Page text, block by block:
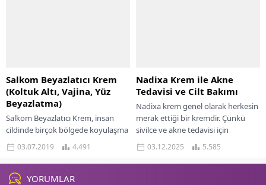
Salkom Beyazlatıcı Krem
(Koltuk Altı, Vajina, Yüz
Beyazlatma)
Salkom Beyazlatıcı Krem, insan
cildinde birçok bölgede koyulaşma
ve siyah lekeler meydana
gelebiliyor. Ten renginde bu ton
farklılıkları görsel anlamda...
03.07.2019 4.491
Nadixa Krem ile Akne
Tedavisi ve Cilt Bakımı
Nadixa krem genel olarak herkesin
merak ettiği bir kremdir. Çünkü
sivilce ve akne tedavisi için
kullanılır. ÜlkCilt sağlığı, modern
yaşamın...
03.12.2025 5.585
YORUMLAR